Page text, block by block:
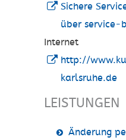
Sichere
über service-
Internet
http://
karlsruhe.de
LEISTUNGEN
Änderung